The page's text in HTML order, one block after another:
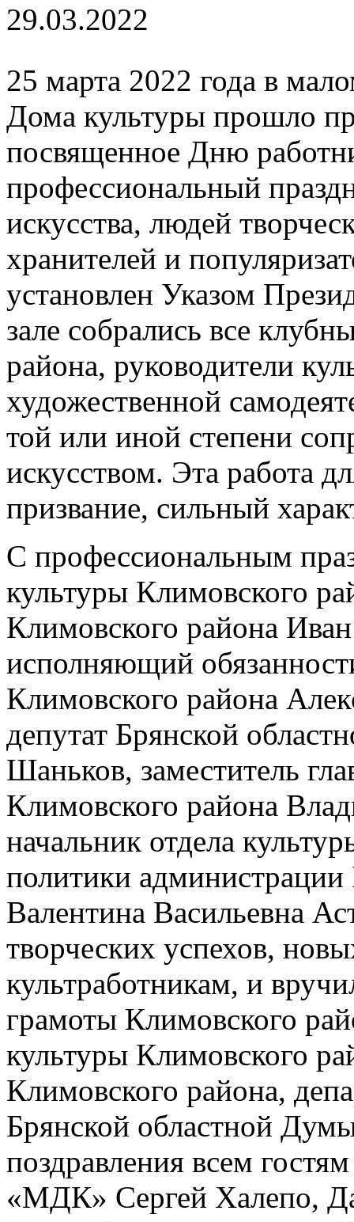
29.03.2022
25 марта 2022 года в
Дома культуры прошло
посвященное Дню
профессиональный
искусства, людей
хранителей и
установлен Указом
зале собрались все
района, руководители
художественной
той или иной степени
искусством. Эта работа
призвание, сильный
С профессиональным
культуры Климовского
Климовского района
исполняющий
Климовского района
депутат Брянской
Шаньков, заместитель
Климовского района
начальник отдела
политики
Валентина Васильевна
творческих успехов,
культработникам, и
грамоты Климовского
культуры Климовского
Климовского района,
Брянской областной
поздравления всем
«МДК» Сергей Халепо,